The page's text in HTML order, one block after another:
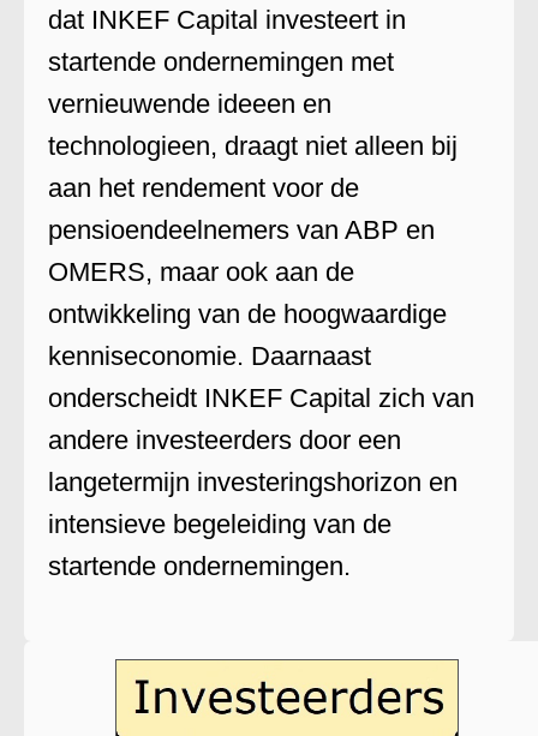
dat INKEF Capital investeert in
startende ondernemingen met
vernieuwende ideeen en
technologieen, draagt niet alleen bij
aan het rendement voor de
pensioendeelnemers van ABP en
OMERS, maar ook aan de
ontwikkeling van de hoogwaardige
kenniseconomie. Daarnaast
onderscheidt INKEF Capital zich van
andere investeerders door een
langetermijn investeringshorizon en
intensieve begeleiding van de
startende ondernemingen.